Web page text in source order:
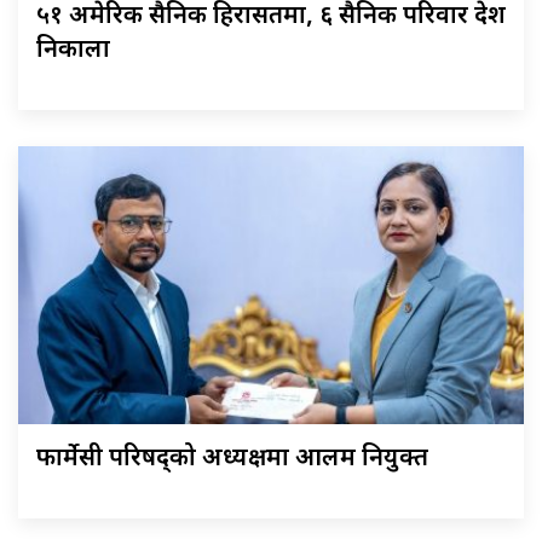
५१ अमेरिकी सैनिक हिरासतमा, ६ सैनिक परिवार देश
निकाला
फार्मेसी परिषद्को अध्यक्षमा आलम नियुक्त